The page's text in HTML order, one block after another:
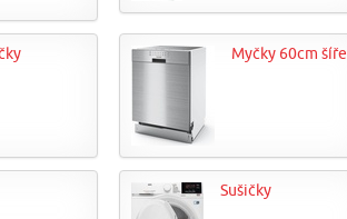
Myčky 60cm šíře
Sušičky